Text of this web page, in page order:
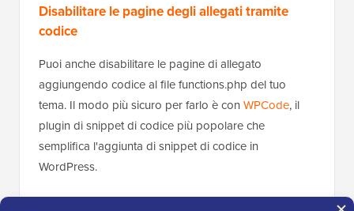
Disabilitare le pagine degli allegati tramite
codice
Puoi anche disabilitare le pagine di allegato
aggiungendo codice al file functions.php del tuo
tema. Il modo più sicuro per farlo è con WPCode, il
plugin di snippet di codice più popolare che
semplifica l'aggiunta di snippet di codice in
WordPress.